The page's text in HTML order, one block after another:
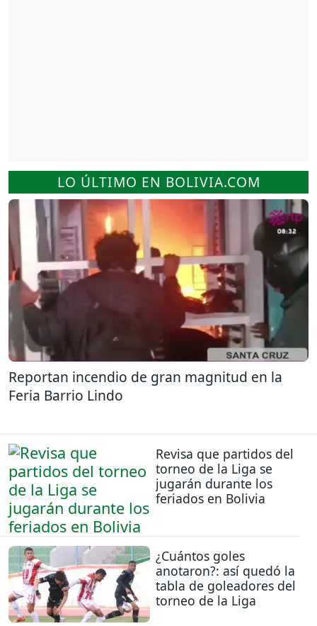
LO ÚLTIMO EN BOLIVIA.COM
Reportan incendio de gran magnitud en la
Feria Barrio Lindo
Revisa que partidos del
torneo de la Liga se
jugarán durante los
feriados en Bolivia
¿Cuántos goles
anotaron?: así quedó la
tabla de goleadores del
torneo de la Liga